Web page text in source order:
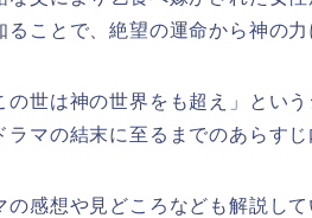
ることで、絶望の運命から神の
世は神の世界をも超え」 という
ラマの結末に至るまでのあらす
の感想や見どころなども解説して